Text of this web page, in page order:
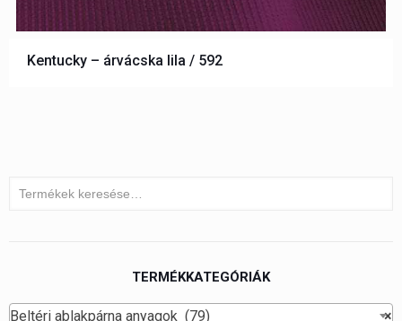
Kentucky – árvácska lila / 592
TERMÉKKATEGÓRIÁK
×
Beltéri ablakpárna anyagok (79)